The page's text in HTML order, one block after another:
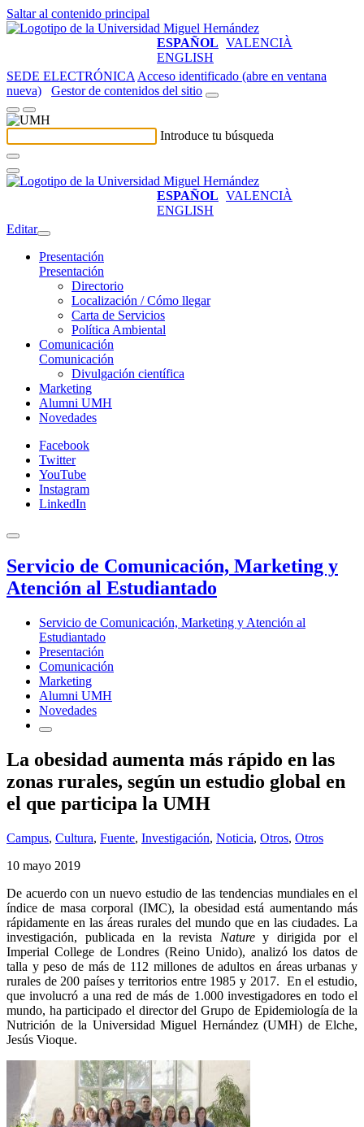
Saltar al contenido principal
ESPAÑOL VALENCIÀ
ENGLISH
SEDE ELECTRÓNICA Acceso identificado (abre en ventana
nueva)
Gestor de contenidos del sitio
Introduce tu búsqueda
ESPAÑOL VALENCIÀ
ENGLISH
Editar
Presentación
Presentación
Directorio
Localización / Cómo llegar
Carta de Servicios
Política Ambiental
Comunicación
Comunicación
Divulgación científica
Marketing
Alumni UMH
Novedades
Facebook
Twitter
YouTube
Instagram
LinkedIn
Servicio de Comunicación, Marketing y
Atención al Estudiantado
Servicio de Comunicación, Marketing y Atención al
Estudiantado
Presentación
Comunicación
Marketing
Alumni UMH
Novedades
La obesidad aumenta más rápido en las
zonas rurales, según un estudio global en
el que participa la UMH
Campus, Cultura, Fuente, Investigación, Noticia, Otros, Otros
10 mayo 2019
De acuerdo con un nuevo estudio de las tendencias mundiales en el
índice de masa corporal (IMC), la obesidad está aumentando más
rápidamente en las áreas rurales del mundo que en las ciudades. La
investigación, publicada en la revista Naturey dirigida por el
Imperial College de Londres (Reino Unido), analizó los datos de
talla y peso de más de 112 millones de adultos en áreas urbanas y
rurales de 200 países y territorios entre 1985 y 2017. En el estudio,
que involucró a una red de más de 1.000 investigadores en todo el
mundo, ha participado el director del Grupo de Epidemiología de la
Nutrición de la Universidad Miguel Hernández (UMH) de Elche,
Jesús Vioque.